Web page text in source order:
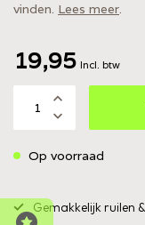
vinden. Lees meer.
19,95 Incl. btw
Op voorraad
Gemakkelijk ruilen